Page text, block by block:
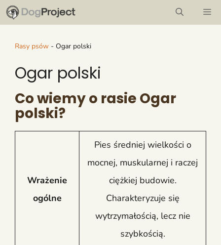
Przejdź
do
treściRasy psów - Ogar polski
Ogar polski
Co wiemy o rasie Ogar
polski?
Wrażenie
ogólne
Pies średniej wielkości o
mocnej, muskularnej i raczej
ciężkiej budowie.
Charakteryzuje się
wytrzymałością, lecz nie
szybkością.